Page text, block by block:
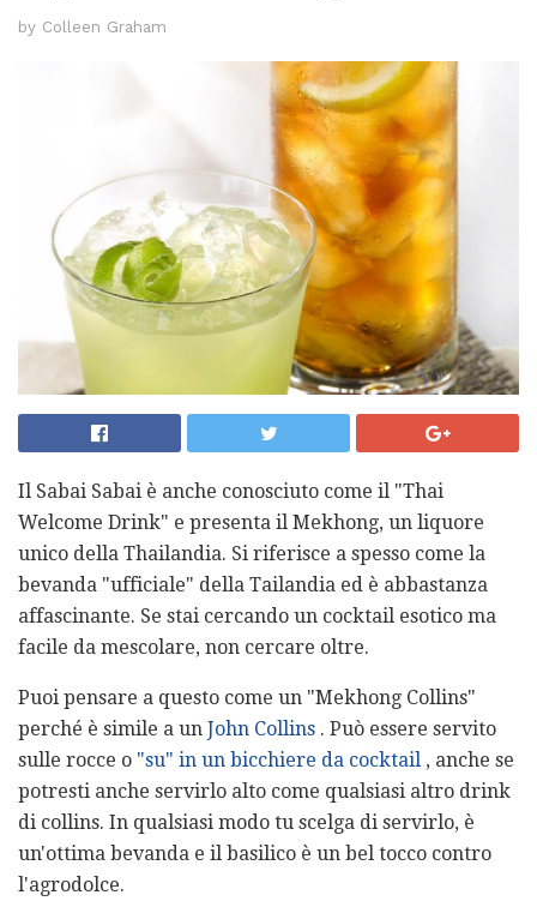
by Colleen Graham
Il Sabai Sabai è anche conosciuto come il "Thai
Welcome Drink" e presenta il Mekhong, un liquore
unico della Thailandia. Si riferisce a spesso come la
bevanda "ufficiale" della Tailandia ed è abbastanza
affascinante. Se stai cercando un cocktail esotico ma
facile da mescolare, non cercare oltre.
Puoi pensare a questo come un "Mekhong Collins"
perché è simile a un John Collins . Può essere servito
sulle rocce o "su" in un bicchiere da cocktail , anche se
potresti anche servirlo alto come qualsiasi altro drink
di collins. In qualsiasi modo tu scelga di servirlo, è
un'ottima bevanda e il basilico è un bel tocco contro
l'agrodolce.